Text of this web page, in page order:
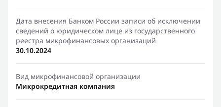
Дата внесения Банком России записи об исключении
сведений о юридическом лице из государственного
реестра микрофинансовых организаций
30.10.2024
Вид микрофинансовой организации
Микрокредитная компания